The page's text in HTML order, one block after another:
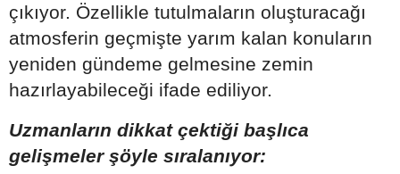
çıkıyor. Özellikle tutulmaların oluşturacağı
atmosferin geçmişte yarım kalan konuların
yeniden gündeme gelmesine zemin
hazırlayabileceği ifade ediliyor.
Uzmanların dikkat çektiği başlıca
gelişmeler şöyle sıralanıyor: